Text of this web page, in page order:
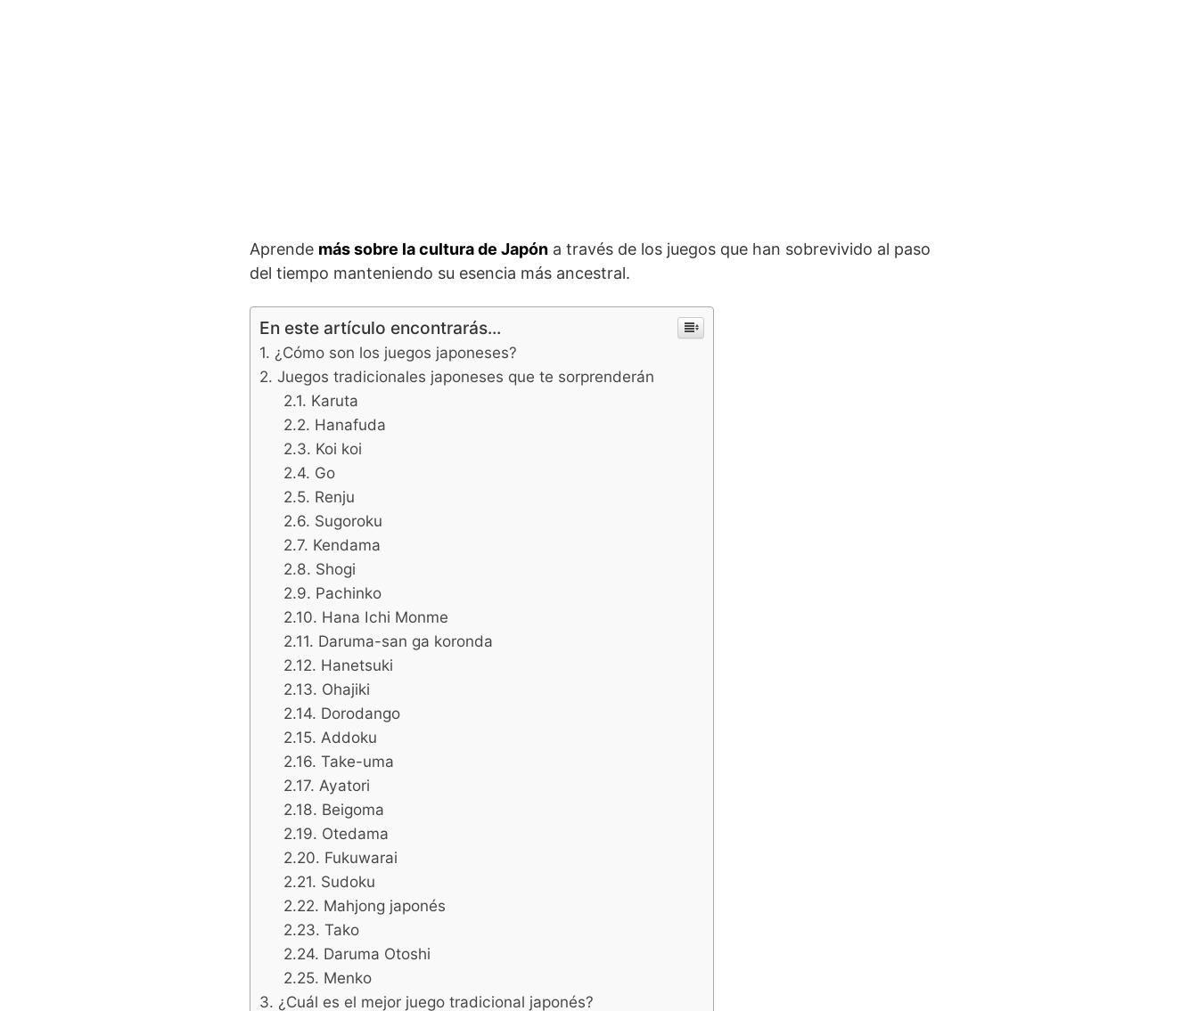
Aprende más sobre la cultura de Japón a través de los juegos que han sobrevivido al paso
del tiempo manteniendo su esencia más ancestral.
En este artículo encontrarás...
¿Cómo son los juegos japoneses?
Juegos tradicionales japoneses que te sorprenderán
Karuta
Hanafuda
Koi koi
Go
Renju
Sugoroku
Kendama
Shogi
Pachinko
Hana Ichi Monme
Daruma-san ga koronda
Hanetsuki
Ohajiki
Dorodango
Addoku
Take-uma
Ayatori
Beigoma
Otedama
Fukuwarai
Sudoku
Mahjong japonés
Tako
Daruma Otoshi
Menko
¿Cuál es el mejor juego tradicional japonés?